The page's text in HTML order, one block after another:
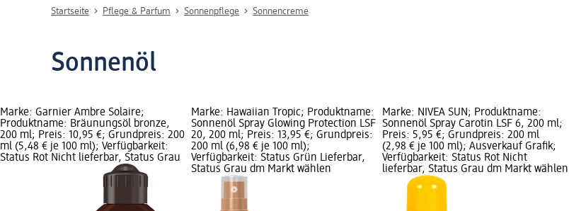
Startseite Pflege & Parfum Sonnenpflege Sonnencreme
Sonnenöl
Marke: Garnier Ambre Solaire;
Produktname: Bräunungsöl bronze,
200 ml; Preis: 10,95 €; Grundpreis: 200
ml (5,48 € je 100 ml); Verfügbarkeit:
Status Rot Nicht lieferbar, Status Grau
Marke: Hawaiian Tropic; Produktname:
Sonnenöl Spray Glowing Protection LSF
20, 200 ml; Preis: 13,95 €; Grundpreis:
200 ml (6,98 € je 100 ml);
Verfügbarkeit: Status Grün Lieferbar,
Status Grau dm Markt wählen
Marke: NIVEA SUN; Produktname:
Sonnenöl Spray Carotin LSF 6, 200 ml;
Preis: 5,95 €; Grundpreis: 200 ml
(2,98 € je 100 ml); Ausverkauf Grafik;
Verfügbarkeit: Status Rot Nicht
lieferbar, Status Grau dm Markt wählen